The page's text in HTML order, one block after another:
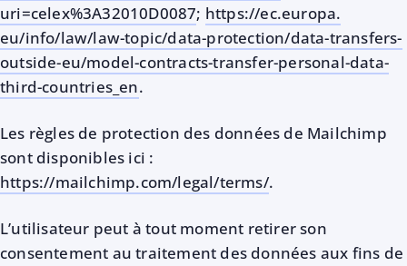
uri=celex%3A32010D0087; https://ec.europa.
eu/info/law/law-topic/data-protection/data-transfers-
outside-eu/model-contracts-transfer-personal-data-
third-countries_en.
Les règles de protection des données de Mailchimp
sont disponibles ici :
https://mailchimp.com/legal/terms/.
L’utilisateur peut à tout moment retirer son
consentement au traitement des données aux fins de